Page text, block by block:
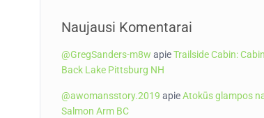
Naujausi Komentarai
@GregSanders-m8w apieTrailside Cabin:
Back Lake Pittsburg NH
@awomansstory.2019 apieAtokūs glampos
Salmon Arm BC